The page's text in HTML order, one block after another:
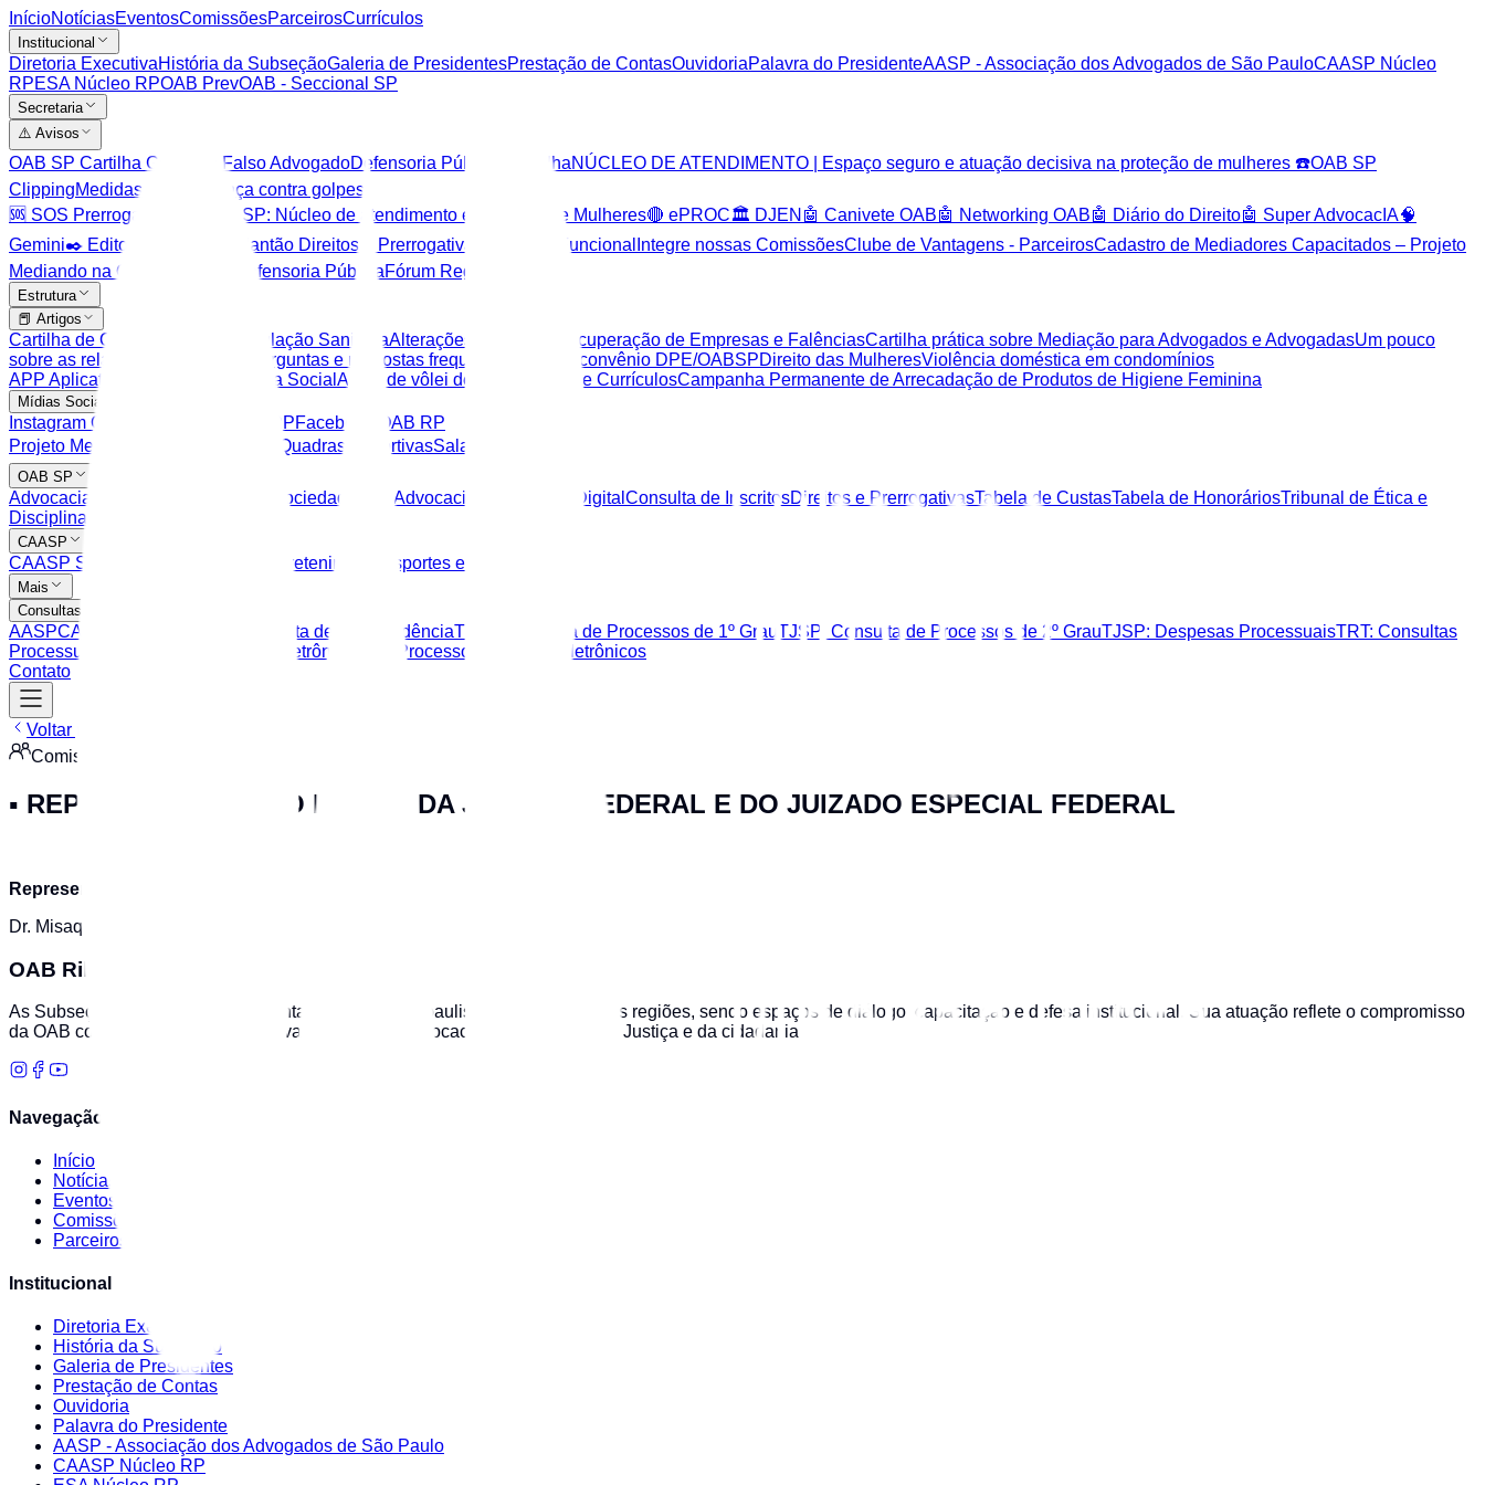
InícioNotíciasEventosComissõesParceirosCurrículos
Institucional
Diretoria ExecutivaHistória da SubseçãoGaleria de PresidentesPrestação de ContasOuvidoriaPalavra do PresidenteAASP - Associação dos Advogados de São PauloCAASP Núcleo
RPESA Núcleo RPOAB PrevOAB - Seccional SP
Secretaria
⚠️ Avisos
OAB SP Cartilha Golpe do Falso AdvogadoDefensoria Pública: CartilhaNÚCLEO DE ATENDIMENTO | Espaço seguro e atuação decisiva na proteção de mulheres ☎️OAB SP
ClippingMedidas de segurança contra golpes
🆘 SOS Prerrogativas
🆘 OAB SP: Núcleo de atendimento e proteção de Mulheres🔴 ePROC🏛️ DJEN 🤖 Canivete OAB🤖 Networking OAB🤖 Diário do Direito🤖 Super AdvocacIA🧠
Gemini✒️ Editor PDF Escala Plantão Direitos e Prerrogativas Estrutura Funcional Integre nossas ComissõesClube de Vantagens - ParceirosCadastro de Mediadores Capacitados – Projeto
Mediando na OAB
Defensoria PúblicaFórum Regional
Estrutura
📕 Artigos
Cartilha de Orientações em Regulação SanitáriaAlterações na Lei de Recuperação de Empresas e FalênciasCartilha prática sobre Mediação para Advogados e AdvogadasUm pouco
sobre as relações de consumo
Perguntas e respostas frequentes sobre o convênio DPE/OABSPDireito das MulheresViolência doméstica em condomínios
APP Aplicativo para celular
🎉 Área Social Aulas de vôlei de praia Banco de CurrículosCampanha Permanente de Arrecadação de Produtos de Higiene Feminina
Mídias Sociais
Instagram OAB RP Youtube OAB RPFacebook OAB RP
Projeto Mediando na OAB
⚽️ 🎾 🏀 Quadras EsportivasSalas de Apoio
OAB SP
Advocacia Dativa Balcão Virtual - Sociedades de Advocacia Certificação Digital Consulta de InscritosDireitos e PrerrogativasTabela de CustasTabela de HonoráriosTribunal de Ética e
Disciplina
CAASP
CAASP Shop Entretenimento Esportes e Lazer
Mais
Consultas
AASPCAASP TJSP: Consulta de JurisprudênciaTJSP: Consulta de Processos de 1º Grau TJSP: Consulta de Processos de 2º GrauTJSP: Despesas ProcessuaisTRT: Consultas
Processuais
TRT: Peticionamento Eletrônico
TRT: Processos Judiciais Eletrônicos
Contato
Voltar para Comissões
Comissão
▪️ REPRESENTANTE DO FÓRUM DA JUSTIÇA FEDERAL E DO JUIZADO ESPECIAL FEDERAL
Representante:
Dr. Misaque Moura de Barros
OAB Ribeirão Preto
As Subseções da OAB/SP representam a advocacia paulista em suas diversas regiões, sendo espaços de diálogo, capacitação e defesa institucional. Sua atuação reflete o compromisso
da OAB com a ética profissional, a valorização da advocacia e a promoção da Justiça e da cidadania.
Navegação
Início
Notícias
Eventos
Comissões
Parceiros
Institucional
Diretoria Executiva
História da Subseção
Galeria de Presidentes
Prestação de Contas
Ouvidoria
Palavra do Presidente
AASP - Associação dos Advogados de São Paulo
CAASP Núcleo RP